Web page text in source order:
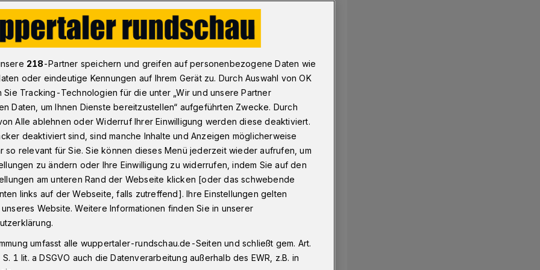
braucht Spielzeug
braucht
viele Familien, die nur über ein
verfügen und denen es schwer
eine Freude zu bereiten. Hier setzt
218-Partner speichern und greifen auf personenbezogene Daten wie
oder eindeutige Kennungen auf Ihrem Gerät zu. Durch Auswahl von OK
Sie Tracking-Technologien für die unter „Wir und unsere Partner
Daten, um Ihnen Dienste bereitzustellen“ aufgeführten Zwecke. Durch
Alle ablehnen oder Widerruf Ihrer Einwilligung werden diese deaktiviert.
deaktiviert sind, sind manche Inhalte und Anzeigen möglicherweise
so relevant für Sie. Sie können dieses Menü jederzeit wieder aufrufen, um
zu ändern oder Ihre Einwilligung zu widerrufen, indem Sie auf den
am unteren Rand der Webseite klicken [oder das schwebende
links auf der Webseite, falls zutreffend]. Ihre Einstellungen gelten
Website. Weitere Informationen finden Sie in unserer
umfasst alle wuppertaler-rundschau.de-Seiten und schließt gem. Art.
1 lit. a DSGVO auch die Datenverarbeitung außerhalb des EWR, z.B. in